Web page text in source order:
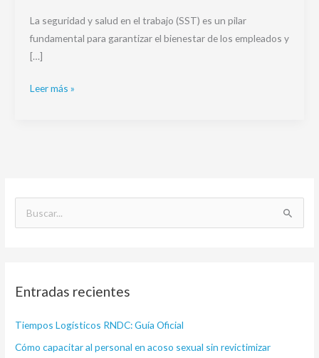
La seguridad y salud en el trabajo (SST) es un pilar
fundamental para garantizar el bienestar de los empleados y
[…]
Leer más »
a
p
o
Entradas recientes
Tiempos Logísticos RNDC: Guía Oficial
Cómo capacitar al personal en acoso sexual sin revictimizar